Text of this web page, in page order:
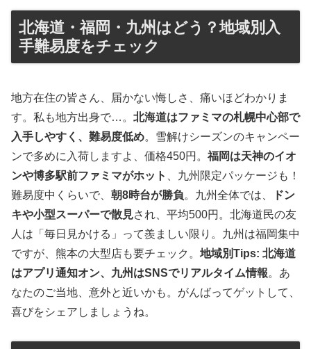
北海道・福岡・九州はどう？地域別入
手難易度をチェック
地方在住の皆さん、届かない悔しさ、痛いほどわかりま
す。私も地方出身で…。 北海道はファミマの札幌中心部で
入手しやすく、難易度低め。雪解けシーズンのキャンペー
ンで多めに入荷しますよ、価格450円。 福岡は天神のイオ
ンや博多駅前ファミマがホット
、九州限定パッケージも！
難易度中くらいで、 朝8時台が勝負。九州全体では、
ドン
キや小型スーパーで散見され、平均500円。北海道民の友
人は「毎日見かける」って羨ましい限り。九州は福岡集中
ですが、熊本の大型店も要チェック。 地域別Tips: 北海道
はアプリ通知オン、九州はSNSでリアルタイム情報。あ
なたのご当地、意外と近いかも。がんばってゲットして、
喜びをシェアしましょうね。